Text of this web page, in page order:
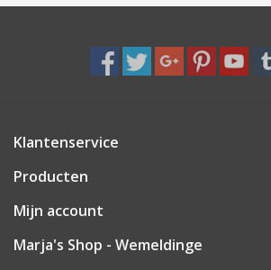
Klantenservice
Producten
Mijn account
Marja's Shop - Wemeldinge